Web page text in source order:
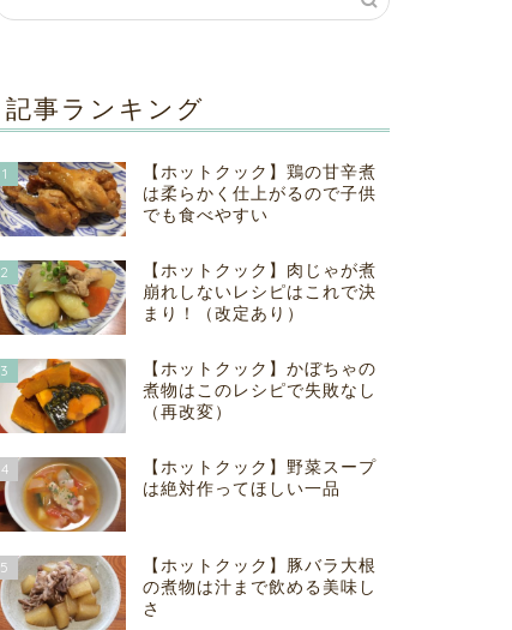
記事ランキング
1
【ホットクック】鶏の甘辛煮
は柔らかく仕上がるので子供
でも食べやすい
2
【ホットクック】肉じゃが煮
崩れしないレシピはこれで決
まり！（改定あり）
3
【ホットクック】かぼちゃの
煮物はこのレシピで失敗なし
（再改変）
4
【ホットクック】野菜スープ
は絶対作ってほしい一品
5
【ホットクック】豚バラ大根
の煮物は汁まで飲める美味し
さ